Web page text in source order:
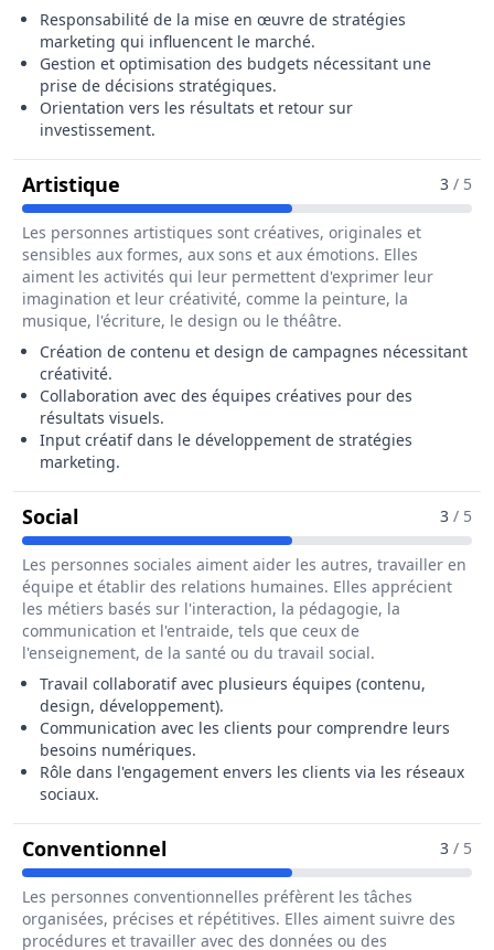
Responsabilité de la mise en œuvre de stratégies
marketing qui influencent le marché.
Gestion et optimisation des budgets nécessitant une
prise de décisions stratégiques.
Orientation vers les résultats et retour sur
investissement.
Artistique Pour Le Métier De Chargé / 3 / 5
Les personnes artistiques sont créatives, originales et
sensibles aux formes, aux sons et aux émotions. Elles
aiment les activités qui leur permettent d'exprimer leur
imagination et leur créativité, comme la peinture, la
musique, l'écriture, le design ou le théâtre.
Création de contenu et design de campagnes nécessitant
créativité.
Collaboration avec des équipes créatives pour des
résultats visuels.
Input créatif dans le développement de stratégies
marketing.
SocialPour Le Métier De Chargé / Chargée De
3 / 5
Les personnes sociales aiment aider les autres, travailler en
équipe et établir des relations humaines. Elles apprécient
les métiers basés sur l'interaction, la pédagogie, la
communication et l'entraide, tels que ceux de
l'enseignement, de la santé ou du travail social.
Travail collaboratif avec plusieurs équipes (contenu,
design, développement).
Communication avec les clients pour comprendre leurs
besoins numériques.
Rôle dans l'engagement envers les clients via les réseaux
sociaux.
ConventionnelPour Le Métier De Chargé /3 / 5
Les personnes conventionnelles préfèrent les tâches
organisées, précises et répétitives. Elles aiment suivre des
procédures et travailler avec des données ou des